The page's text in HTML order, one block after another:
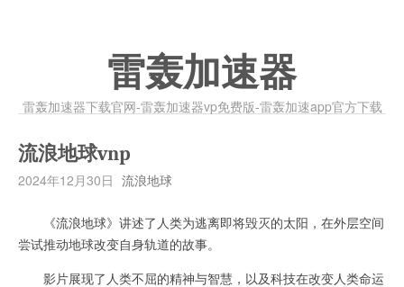
雷轰加速器
雷轰加速器下载官网-雷轰加速器vp免费版-雷轰加速app官方下载
流浪地球vnp
2024年12月30日 流浪地球
《流浪地球》讲述了人类为逃离即将毁灭的太阳，在外层空间
尝试推动地球改变自身轨道的故事。
影片展现了人类不屈的精神与智慧，以及科技在改变人类命运